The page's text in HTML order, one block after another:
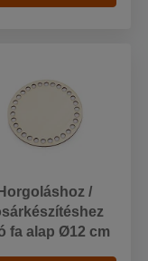
Horgoláshoz /
fa alap Ø12 cm